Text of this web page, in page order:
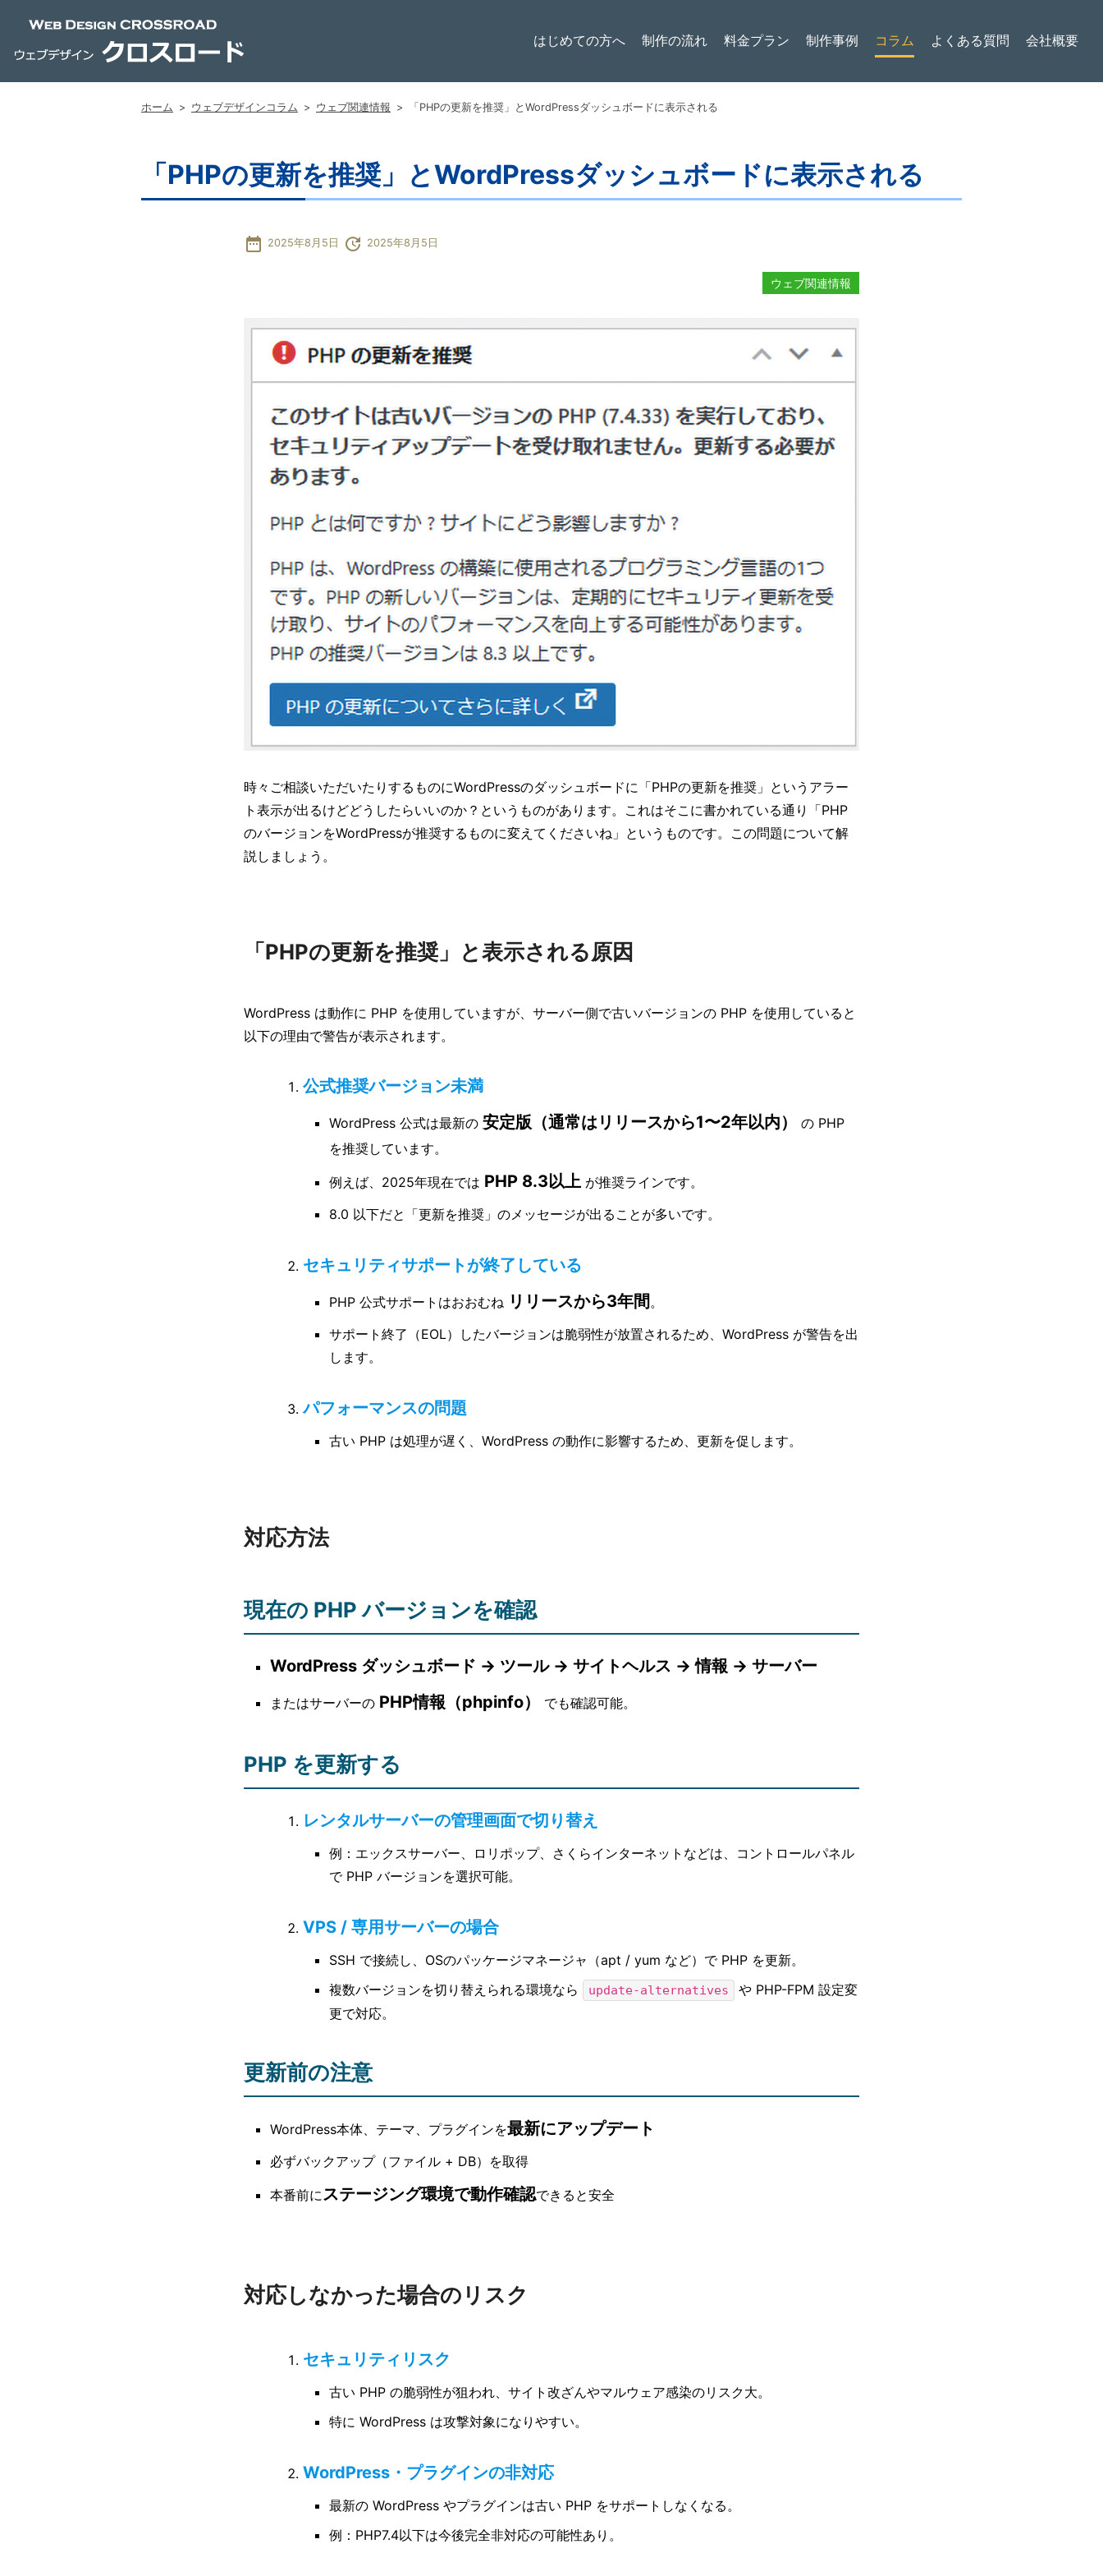
はじめての方へ 制作の流れ 料金プラン 制作事例 コラム よくある質問 会社概要
ホーム > ウェブデザインコラム > ウェブ関連情報 > 「PHPの更新を推奨」とWordPressダッシュボードに表示される
「PHPの更新を推奨」とWordPressダッシュボードに表示される
date_range 2025年8月5日 update 2025年8月5日
ウェブ関連情報
時々ご相談いただいたりするものにWordPressのダッシュボードに「PHPの更新を推奨」というアラー
ト表示が出るけどどうしたらいいのか？というものがあります。これはそこに書かれている通り「PHP
のバージョンをWordPressが推奨するものに変えてくださいね」というものです。この問題について解
説しましょう。
「PHPの更新を推奨」と表示される原因
WordPress は動作に PHP を使用していますが、サーバー側で古いバージョンの PHP を使用していると
以下の理由で警告が表示されます。
公式推奨バージョン未満
WordPress 公式は最新の 安定版（通常はリリースから1〜2年以内）
の PHP
を推奨しています。
例えば、2025年現在では PHP 8.3以上 が推奨ラインです。
8.0 以下だと「更新を推奨」のメッセージが出ることが多いです。
セキュリティサポートが終了している
PHP 公式サポートはおおむね リリースから3年間 。
サポート終了（EOL）したバージョンは脆弱性が放置されるため、WordPress が警告を出
します。
パフォーマンスの問題
古い PHP は処理が遅く、WordPress の動作に影響するため、更新を促します。
対応方法
現在の PHP バージョンを確認
WordPress ダッシュボード → ツール → サイトヘルス → 情報 → サーバー
またはサーバーの PHP情報（phpinfo） でも確認可能。
PHP を更新する
レンタルサーバーの管理画面で切り替え
例：エックスサーバー、ロリポップ、さくらインターネットなどは、コントロールパネル
で PHP バージョンを選択可能。
VPS / 専用サーバーの場合
SSH で接続し、OSのパッケージマネージャ（apt / yum など）で PHP を更新。
複数バージョンを切り替えられる環境なら
update-alternatives
や PHP-FPM 設定変
更で対応。
更新前の注意
WordPress本体、テーマ、プラグインを最新にアップデート
必ずバックアップ（ファイル + DB）を取得
本番前にステージング環境で動作確認できると安全
対応しなかった場合のリスク
セキュリティリスク
古い PHP の脆弱性が狙われ、サイト改ざんやマルウェア感染のリスク大。
特に WordPress は攻撃対象になりやすい。
WordPress・プラグインの非対応
最新の WordPress やプラグインは古い PHP をサポートしなくなる。
例：PHP7.4以下は今後完全非対応の可能性あり。